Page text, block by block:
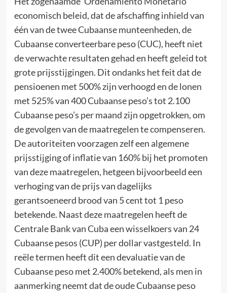
economisch beleid, dat de afschaffing inhield van
één van de twee Cubaanse munteenheden, de
Cubaanse converteerbare peso (CUC), heeft niet
de verwachte resultaten gehad en heeft geleid tot
grote prijsstijgingen. Dit ondanks het feit dat de
pensioenen met 500% zijn verhoogd en de lonen
met 525% van 400 Cubaanse peso’s tot 2.100
Cubaanse peso’s per maand zijn opgetrokken, om
de gevolgen van de maatregelen te compenseren.
De autoriteiten voorzagen zelf een algemene
prijsstijging of inflatie van 160% bij het promoten
van deze maatregelen, hetgeen bijvoorbeeld een
verhoging van de prijs van dagelijks
gerantsoeneerd brood van 5 cent tot 1 peso
betekende. Naast deze maatregelen heeft de
Centrale Bank van Cuba een wisselkoers van 24
Cubaanse pesos (CUP) per dollar vastgesteld. In
reële termen heeft dit een devaluatie van de
Cubaanse peso met 2.400% betekend, als men in
aanmerking neemt dat de oude Cubaanse peso